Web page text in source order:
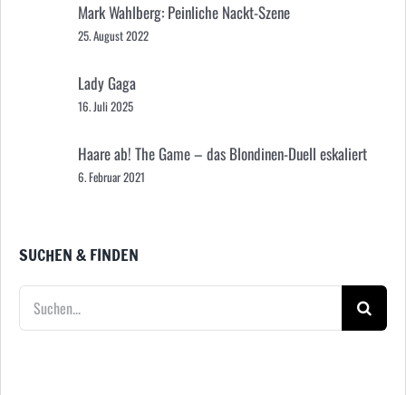
Mark Wahlberg: Peinliche Nackt-Szene
25. August 2022
Lady Gaga
16. Juli 2025
Haare ab! The Game – das Blondinen-Duell eskaliert
6. Februar 2021
SUCHEN & FINDEN
Suche
nach: